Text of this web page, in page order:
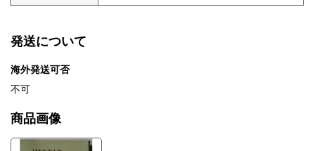
発送について
海外発送可否
不可
商品画像